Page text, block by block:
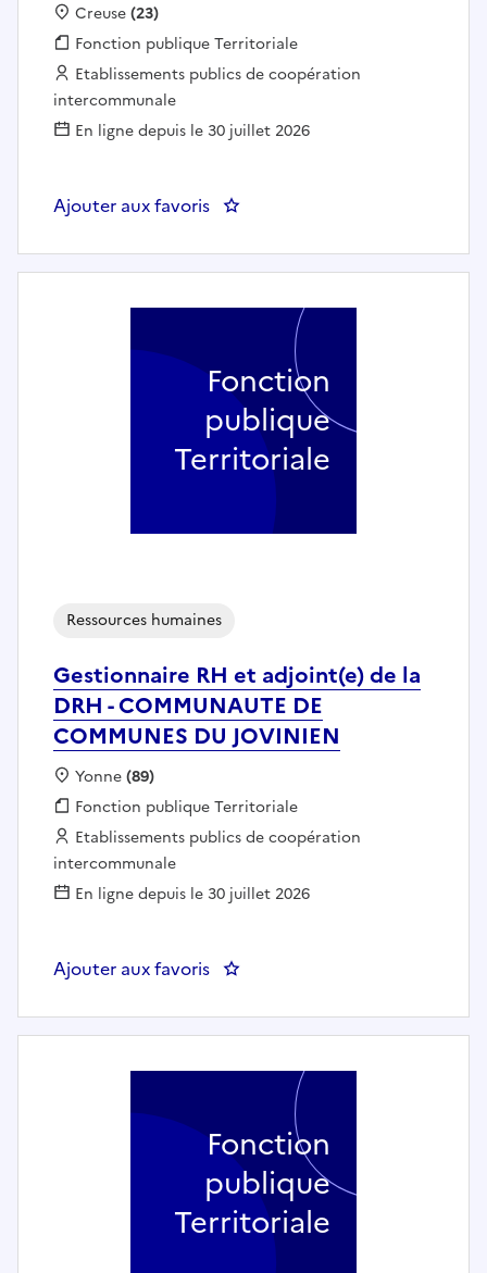
Localisation :
Creuse(23)
Fonction publique :
Fonction publique Territoriale
Employeur :
Etablissements publics de coopération
intercommunale
En ligne depuis le 30 juillet 2026
Ajouter aux favoris : Assistante administrative - CDC
Gestionnaire RH et adjoint(e) de la
DRH - COMMUNAUTE DE
COMMUNES DU JOVINIEN
Ressources humaines
Localisation :
Yonne(89)
Fonction publique :
Fonction publique Territoriale
Employeur :
Etablissements publics de coopération
intercommunale
En ligne depuis le 30 juillet 2026
Ajouter aux favoris : Gestionnaire RH et adjoint(e)
Fonction
publique
Territoriale
Fonction
publique
Territoriale